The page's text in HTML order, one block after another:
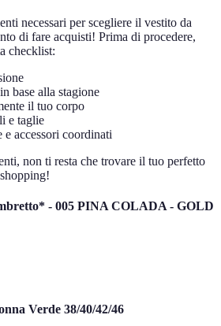
necessari per scegliere il vestito da
di fare acquisti! Prima di procedere,
checklist:
base alla stagione
il tuo corpo
e taglie
e accessori coordinati
non ti resta che trovare il tuo perfetto
- 005 PINA COLADA - GOLD
Verde 38/40/42/46